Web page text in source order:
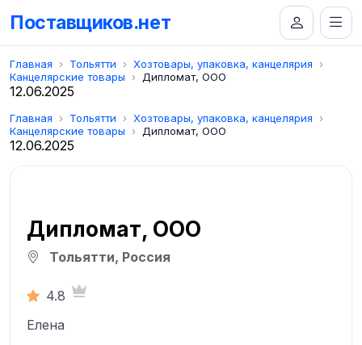
Поставщиков.нет
Главная Тольятти
Хозтовары, упаковка, канцелярия
Канцелярские товары
Дипломат, ООО
12.06.2025
Главная Тольятти
Хозтовары, упаковка, канцелярия
Канцелярские товары
Дипломат, ООО
12.06.2025
Дипломат, ООО
Тольятти, Россия
4.8
Елена